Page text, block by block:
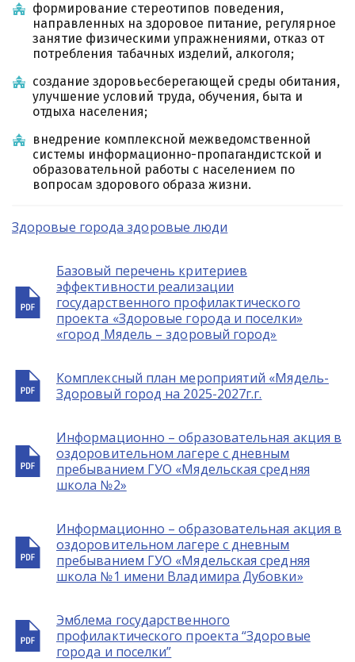
формирование стереотипов поведения,
направленных на здоровое питание, регулярное
занятие физическими упражнениями, отказ от
потребления табачных изделий, алкоголя;
создание здоровьесберегающей среды обитания,
улучшение условий труда, обучения, быта и
отдыха населения;
внедрение комплексной межведомственной
системы информационно-пропагандистской и
образовательной работы с населением по
вопросам здорового образа жизни.
Здоровые города здоровые люди
Базовый перечень критериев
эффективности реализации
государственного профилактического
проекта «Здоровые города и поселки»
«город Мядель – здоровый город»
Комплексный план мероприятий «Мядель-
Здоровый город на 2025-2027г.г.
Информационно – образовательная акция в
оздоровительном лагере с дневным
пребыванием ГУО «Мядельская средняя
школа №2»
Информационно – образовательная акция в
оздоровительном лагере с дневным
пребыванием ГУО «Мядельская средняя
школа №1 имени Владимира Дубовки»
Эмблема государственного
профилактического проекта “Здоровые
города и поселки”